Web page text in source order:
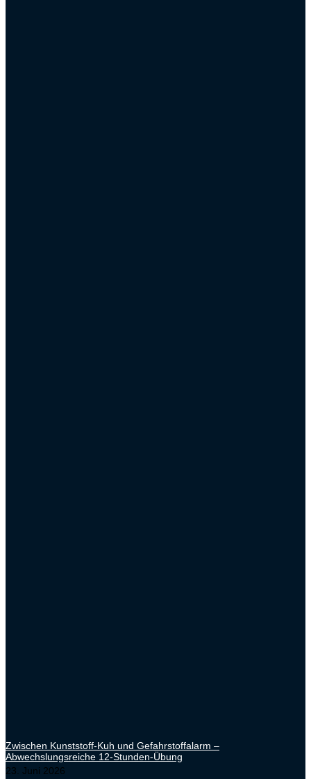
Zwischen Kunststoff-Kuh und Gefahrstoffalarm –
Abwechslungsreiche 12-Stunden-Übung
23. Juni 2026